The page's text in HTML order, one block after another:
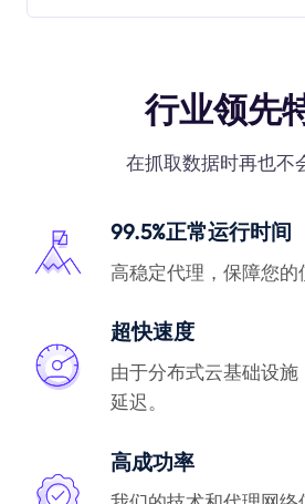
行业领先
在抓取数据时再也不
99.5%正常运行时间
高稳定代理，保障您的
超快速度
由于分布式云基础设
延迟。
高成功率